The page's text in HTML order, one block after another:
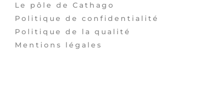
Le pôle de Cathago
Politique de confidentialité
Politique de la qualité
Mentions légales